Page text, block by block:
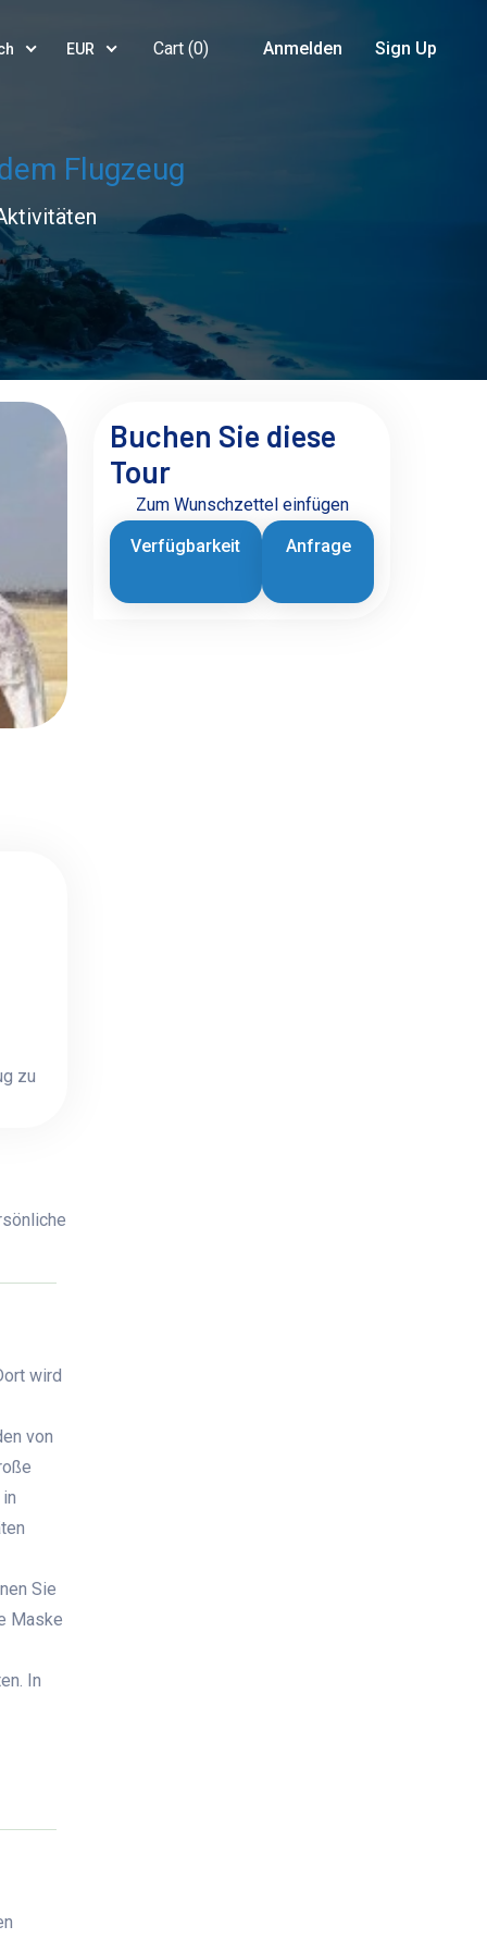
EUR Cart (0) Anmelden Sign Up
Flugzeug
zu
wird
von
Sie
Maske
In
Buchen Sie diese
Tour
Zum Wunschzettel einfügen
Anfrage